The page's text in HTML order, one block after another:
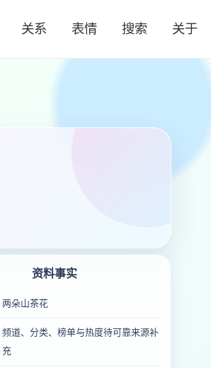
关系 表情 搜索 关于
资料事实
两朵山茶花
频道、分类、榜单与热度待可靠来源补
充